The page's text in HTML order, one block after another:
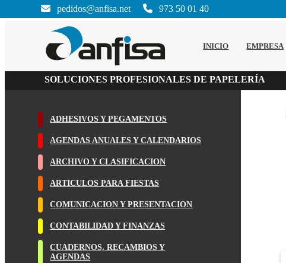
INICIO EMPRESA
SOLUCIONES PROFESIONALES DE PAPELERÍA
pedidos@anfisa.net 973 50 01 40
ADHESIVOS Y PEGAMENTOS
AGENDAS ANUALES Y CALENDARIOS
ARCHIVO Y CLASIFICACION
ARTICULOS PARA FIESTAS
COMUNICACION Y PRESENTACION
CONTABILIDAD Y FINANZAS
CUADERNOS, RECAMBIOS Y
AGENDAS